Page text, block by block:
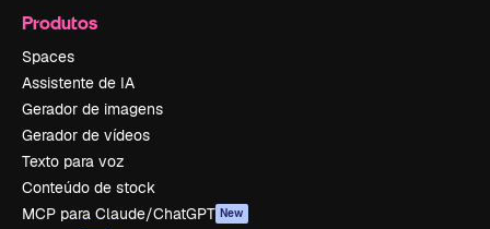
Produtos
Spaces
Assistente de IA
Gerador de imagens
Gerador de vídeos
Texto para voz
Conteúdo de stock
MCP para Claude/ChatGPT New